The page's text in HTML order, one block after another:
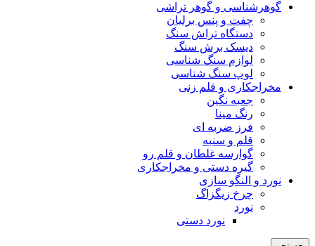
گوهرشناسی و گوهر تراشی
چفت و پنس برلیان
دستگاه تراش سنگ
دیسک برش سنگ
لوازم سنگ شناسی
لوپ سنگ شناسی
مخراجکاری و قلم زنی
جعبه نگین
رنگ مینا
فرز ضربه ای
قلم و سنبه
گوارسه غلطان و قلم رو
گیره دستی و مخراجکاری
نورد و النگو سازی
چرخ زیگزاگ
نورد
نورد دستی